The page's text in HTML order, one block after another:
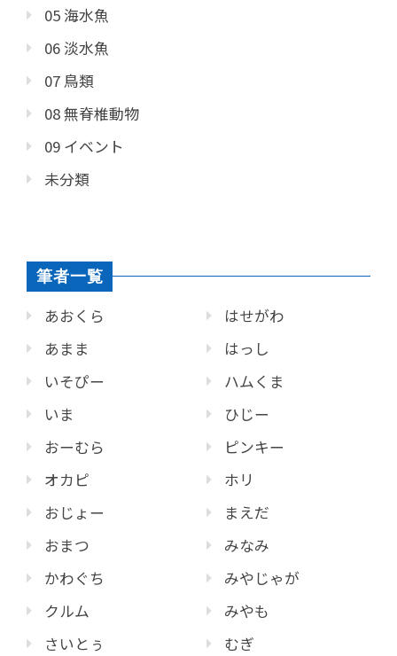
05 海水魚
06 淡水魚
07 鳥類
08 無脊椎動物
09 イベント
未分類
筆者一覧
あおくら
あまま
いそぴー
いま
おーむら
オカピ
おじょー
おまつ
かわぐち
クルム
さいとぅ
はせがわ
はっし
ハムくま
ひじー
ピンキー
ホリ
まえだ
みなみ
みやじゃが
みやも
むぎ